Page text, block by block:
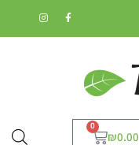
₪0.00
0